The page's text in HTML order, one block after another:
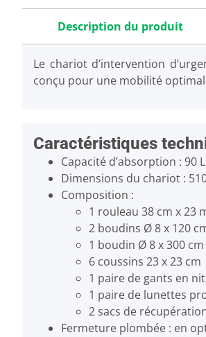
Description du produit
Le chariot d’intervention
conçu pour une mobilité
Caractéristiques
Capacité d’absorption : 90 L
Dimensions du chariot :
Composition :
1 rouleau 38 cm x 23
2 boudins Ø 8 x 120
1 boudin Ø 8 x 300 cm
6 coussins 23 x 23 cm
1 paire de gants en
1 paire de lunettes
2 sacs de
Fermeture plombée : en